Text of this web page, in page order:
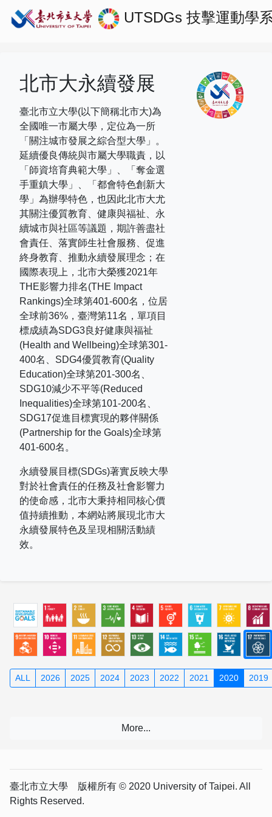
UTSDGs 技擊運動學
北市大永續發展
臺北市立大學(以下簡稱北市大)為
全國唯一市屬大學，定位為一所
「關注城市發展之綜合型大學」。
延續優良傳統與市屬大學職責，以
「師資培育典範大學」、「奪金選
手重鎮大學」、「都會特色創新大
學」為辦學特色，也因此北市大尤
其關注優質教育、健康與福祉、永
續城市與社區等議題，期許善盡社
會責任、落實師生社會服務、促進
終身教育、推動永續發展理念；在
國際表現上， 北市大榮獲2021年
THE影響力排名(THE Impact
Rankings)全球第401-600名，位居
全球前36% ，臺灣第11名，單項目
標成績為SDG3良好健康與福祉
(Health and Wellbeing)全球第301-
400名、 SDG4優質教育(Quality
Education)全球第201-300名、
SDG10減少不平等(Reduced
Inequalities)全球第101-200名、
SDG17促進目標實現的夥伴關係
(Partnership for the Goals)全球第
401-600名。
永續發展目標(SDGs)著實反映大學
對於社會責任的任務及社會影響力
的使命感，北市大秉持相同核心價
值持續推動，本網站將展現北市大
永續發展特色及呈現相關活動績
效。
ALL 2026 2025 2024 2023 2022 2021 2020 2019
臺北市立大學 版權所有 © 2020 University of Taipei. All
Rights Reserved.